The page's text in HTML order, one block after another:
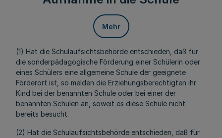
Mehr
(1) Hat die Schulaufsichtsbehörde entschieden, daß für
die sonderpädagogische Förderung einer Schülerin oder
eines Schülers eine allgemeine Schule der geeignete
Förderort ist, so melden die Erziehungsberechtigten ihr
Kind bei der benannten Schule oder bei einer der
benannten Schulen an, soweit es diese Schule nicht
bereits besucht.
(2) Hat die Schulaufsichtsbehörde entschieden, daß für